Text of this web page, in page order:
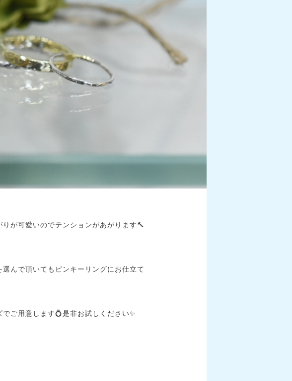
が可愛いのでテンションがあがります🔨
んで頂いてもピンキーリングにお仕立て
ご用意します💍是非お試しください✨